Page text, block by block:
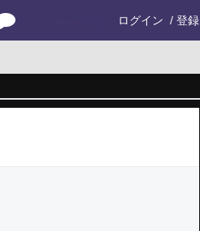
ログイン 登録